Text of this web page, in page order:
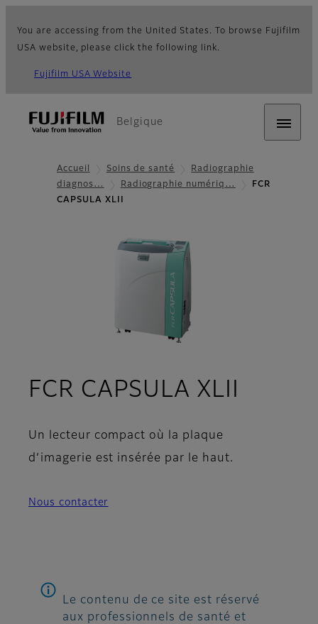
You are accessing from the United States. To browse Fujifilm
USA website, please click the following link.
Fujifilm USA Website
Belgique
Accueil Soins de santé
Radiographie
diagnos…
Radiographie numériq…
FCR
CAPSULA XLII
FCR CAPSULA XLII
Un lecteur compact où la plaque
d’imagerie est insérée par le haut.
Nous contacter
Le contenu de ce site est réservé
aux professionnels de santé et